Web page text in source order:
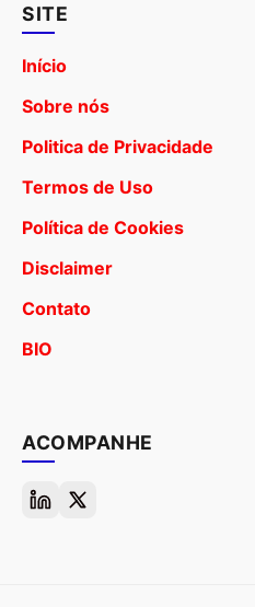
SITE
Início
Sobre nós
Politica de Privacidade
Termos de Uso
Política de Cookies
Disclaimer
Contato
BIO
ACOMPANHE